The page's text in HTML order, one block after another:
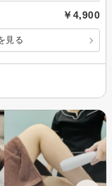
￥4,900
見る